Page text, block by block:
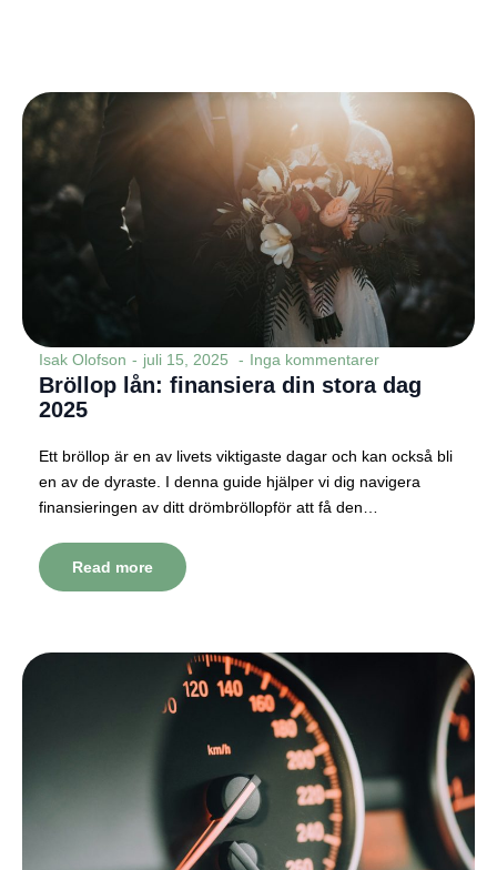
Bröllop lån: finansiera din stora dag
2025
Isak Olofson juli 15, 2025 Inga kommentarer
Ett bröllop är en av livets viktigaste dagar och kan också bli
en av de dyraste. I denna guide hjälper vi dig navigera
finansieringen av ditt drömbröllopför att få den…
Read more